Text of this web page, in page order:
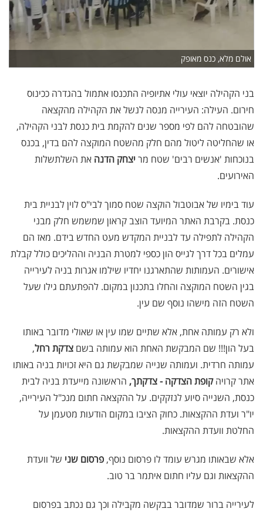
אולם מלא, כנס מאופק
בני הקהילה יוצאי עולי אתיופיה התכנסו אתמול בהגדרה ככינוס
חירום. העילה: העירייה מנסה לנשל את הקהילה מהקצאה
שהובטחה להם לפי מספר שנים להקמת בית כנסת לבני הקהילה,
או שהחליטה ליטול מהם חלק מהשטח המוקצה להם בדין, בכנס
בנוכחות 'אנשים רבים' שטח מר יצחק הדנה את השלתשלות
האירועים.
עוד בימיו של אבוטבול הוקצה שטח סמוך לבי"ס לוין לבניית בית
כנסת. בקרבת האתר המיועד הוצב קראון שמשמש חלק מבני
הקהילה לתפילה עד לבניית המקדש מעט החדש בידם. מאז הם
עמלים בכל דרך לגייס הון כספי למטרת הבניה וההליכים כולל קבלת
אישורים. העמותות שהתארגנו יחדיו שילמו אגרות בניה לעירייה
בגין השטח המוקצה והחלו בתכנון במקום. להפתעתם גילו שעל
השטח הזה מישהו נוסף שם עין.
ולא רק עמותה אחת, אלא שתיים שמו עין או שאולי מדובר באותו
בעל הון!!! שם המבקשת האחת הוא עמותה בשם צדקת רחל,
עמותה חרדית. ועמותה שנייה שמבקשת גם היא זכויות בניה באותו
אתר קרויהקופת הצדקה - צדקתך, הראשונה מייעדת בניה לבית
כנסת, השנייה סיוע לנזקקים. על ההקצאה חתום מנכ"ל העירייה,
יו"ר ועדת ההקצאות. כחוק הציבו במקום הודעות מטעמן על
החלטת וועדת ההקצאות.
אלא שבאותו מגרש עומד לו פרסום נוסף, פרסום שני של וועדת
ההקצאות וגם עליו חתום איתמר בר טוב.
לעירייה ברור שמדובר בבקשה מקבילה וכך גם נכתב בפרסום